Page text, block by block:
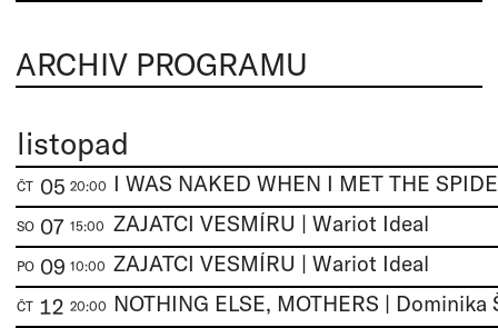
ARCHIV PROGRAMU
listopad
ČT 05 20:00
SO 07 15:00 ZAJATCI VESMÍRU | Wariot Ideal
PO 09 10:00 ZAJATCI VESMÍRU | Wariot Ideal
ČT 12 20:00